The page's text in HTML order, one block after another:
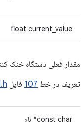
float current_value
مقدار فعلی دستگاه خنک
تعریف در خط 107 فایل
const char* نام